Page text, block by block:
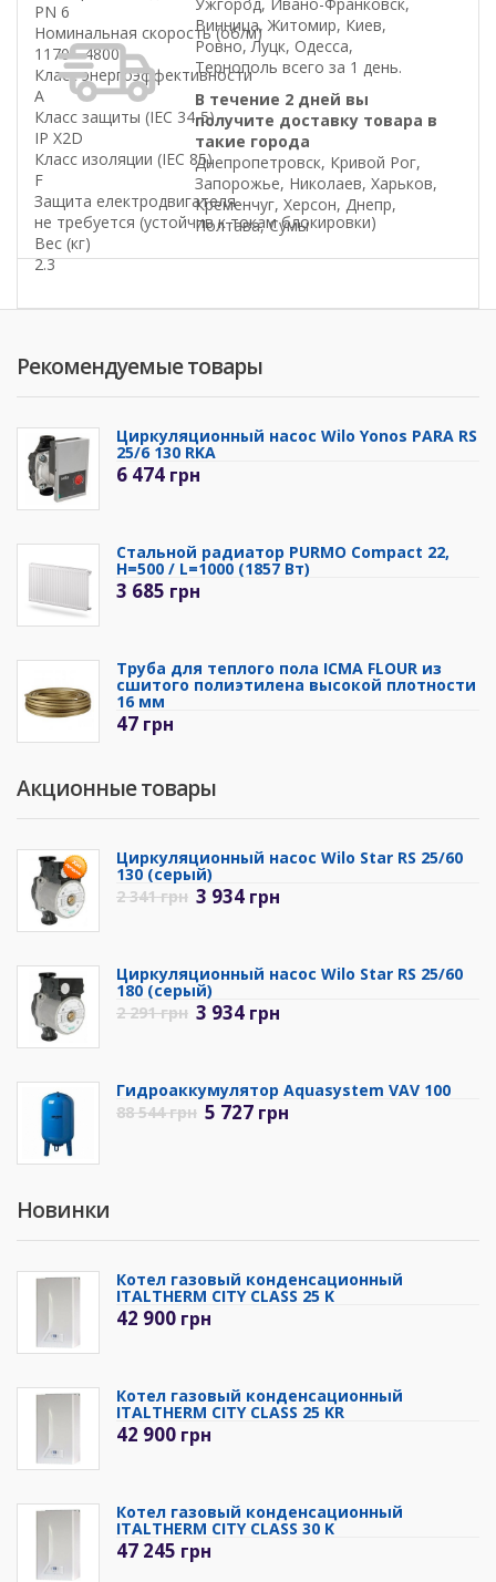
PN 6
Номинальная скорость (об/м)
1170 - 4800
Класс энергоэффективности
A
Класс защиты (IEC 34-5)
IP X2D
Класс изоляции (IEC 85)
F
Защита електродвигателя
не требуется (устойчив к токам блокировки)
Вес (кг)
2.3
Винница, Житомир, Киев,
Ровно, Луцк, Одесса,
Тернополь всего за 1 день.
В течение 2 дней вы
получите доставку товара в
такие города
Днепропетровск, Кривой Рог,
Запорожье, Николаев, Харьков,
Кременчуг, Херсон, Днепр,
Полтава, Сумы
Рекомендуемые товары
Циркуляционный насос Wilo Yonos PARA RS
25/6 130 RKA
6 474 грн
Стальной радиатор PURMO Compact 22,
H=500 / L=1000 (1857 Вт)
3 685 грн
Труба для теплого пола ICMA FLOUR из
сшитого полиэтилена высокой плотности
16 мм
47 грн
Акционные товары
Циркуляционный насос Wilo Star RS 25/60
130 (серый)
2 341грн 3 934 грн
Циркуляционный насос Wilo Star RS 25/60
180 (серый)
2 291грн 3 934 грн
Гидроаккумулятор Aquasystem VAV 100
88 544грн 5 727 грн
Новинки
Котел газовый конденсационный
ITALTHERM CITY CLASS 25 K
42 900 грн
Котел газовый конденсационный
ITALTHERM CITY CLASS 25 KR
42 900 грн
Котел газовый конденсационный
ITALTHERM CITY CLASS 30 K
47 245 грн